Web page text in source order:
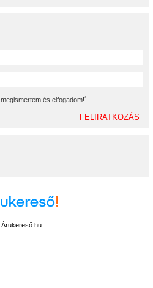
megismertem és elfogadom!*
Árukereső.hu